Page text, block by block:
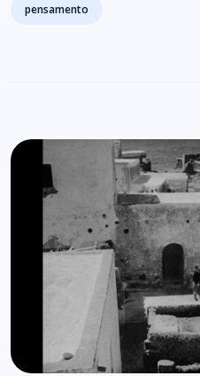
pensamento